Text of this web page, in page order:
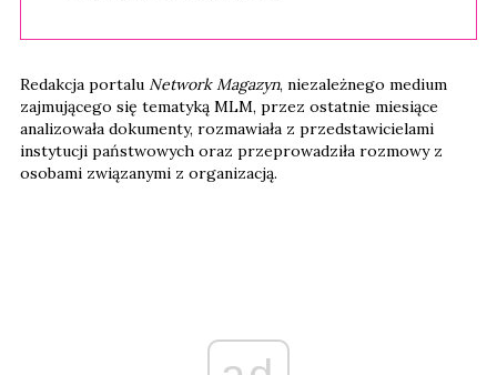
Redakcja portalu Network Magazyn, niezależnego medium
zajmującego się tematyką MLM, przez ostatnie miesiące
analizowała dokumenty, rozmawiała z przedstawicielami
instytucji państwowych oraz przeprowadziła rozmowy z
osobami związanymi z organizacją.